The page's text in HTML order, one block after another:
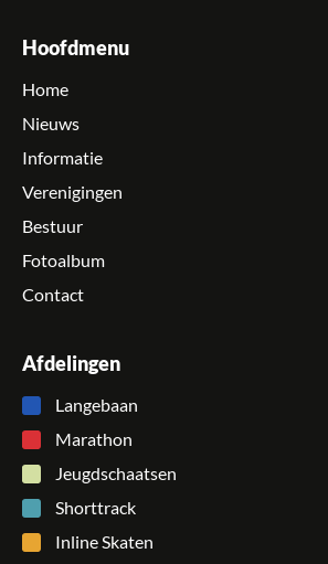
Hoofdmenu
Home
Nieuws
Informatie
Verenigingen
Bestuur
Fotoalbum
Contact
Afdelingen
Langebaan
Marathon
Jeugdschaatsen
Shorttrack
Inline Skaten